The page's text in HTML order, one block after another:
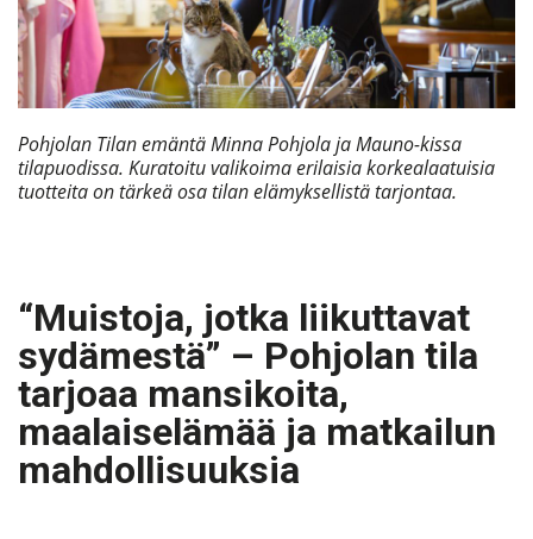
Pohjolan Tilan emäntä Minna Pohjola ja Mauno-kissa
tilapuodissa. Kuratoitu valikoima erilaisia korkealaatuisia
tuotteita on tärkeä osa tilan elämyksellistä tarjontaa.
“Muistoja, jotka liikuttavat
sydämestä” – Pohjolan tila
tarjoaa mansikoita,
maalaiselämää ja matkailun
mahdollisuuksia